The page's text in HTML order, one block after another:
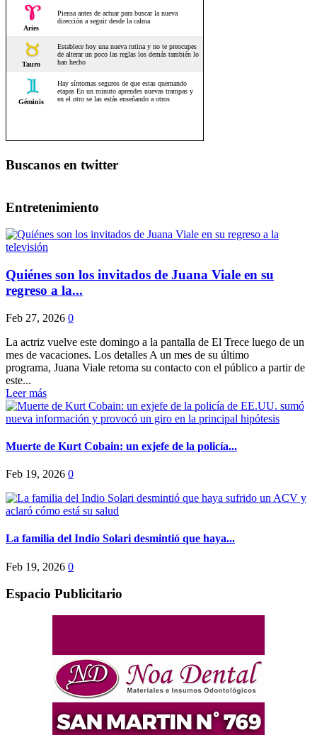
Buscanos en twitter
Entretenimiento
Quiénes son los invitados de Juana Viale en su
regreso a la...
Feb 27, 2026 0
La actriz vuelve este domingo a la pantalla de El Trece luego de un
mes de vacaciones. Los detalles A un mes de su último
programa, Juana Viale retoma su contacto con el público a partir de
este...
Leer más
Muerte de Kurt Cobain: un exjefe de la policía...
Feb 19, 2026 0
La familia del Indio Solari desmintió que haya...
Feb 19, 2026 0
Espacio Publicitario